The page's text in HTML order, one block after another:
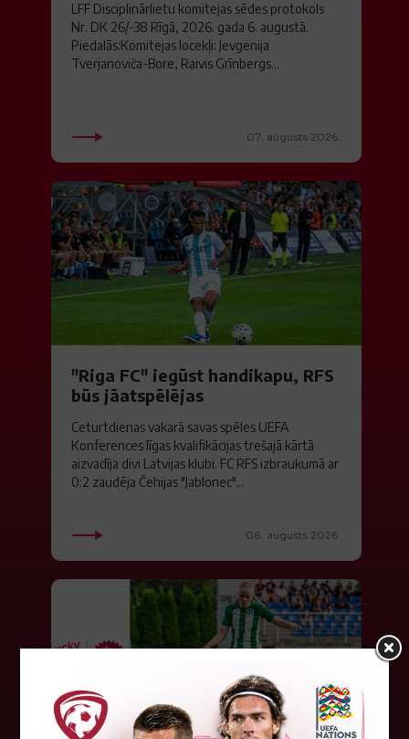
LFF Disciplinārlietu komitejas sēdes protokols
Nr. DK 26/-38 Rīgā, 2026. gada 6. augustā.
Piedalās:Komitejas locekļi: Jevgenija
Tverjanoviča-Bore, Raivis Grīnbergs...
07. augusts 2026.
"Riga FC" iegūst handikapu, RFS
būs jāatspēlējas
Ceturtdienas vakarā savas spēles UEFA
Konferences līgas kvalifikācijas trešajā kārtā
aizvadīja divi Latvijas klubi. FC RFS izbraukumā ar
0:2 zaudēja Čehijas "Jablonec"...
06. augusts 2026.